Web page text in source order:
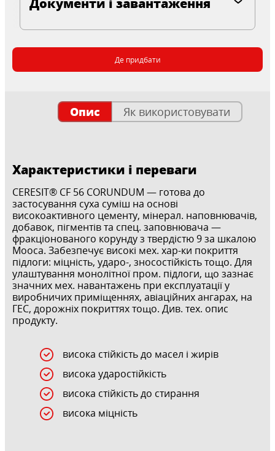
Де придбати
Опис Як використовувати
Характеристики і переваги
CERESIT® CF 56 CORUNDUM — готова до
застосування суха суміш на основі
високоактивного цементу, мінерал. наповнювачів,
добавок, пігментів та спец. заповнювача —
фракціонованого корунду з твердістю 9 за шкалою
Мооса. Забезпечує високі мех. хар-ки покриття
підлоги: міцність, ударо-, зносостійкість тощо. Для
улаштування монолітної пром. підлоги, що зазнає
значних мех. навантажень при експлуатації у
виробничих приміщеннях, авіаційних ангарах, на
ГЕС, дорожніх покриттях тощо. Див. тех. опис
продукту.
висока стійкість до масел і жирів
висока ударостійкість
висока стійкість до стирання
висока міцність